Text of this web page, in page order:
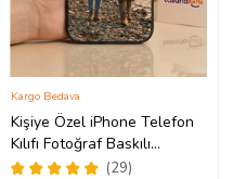
Kişiye Özel iPhone Telefon
Kılıfı Fotoğraf Baskılı
11/13/14/14Pro/14ProMax/15/
(29)
Kargo Bedava